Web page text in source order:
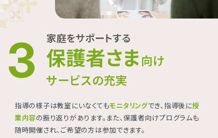
3 家庭をサポートする
保護者さま 向け
サービスの充実
指導の様子は教室にいなくてもモニタリングでき、指導後に授
業内容の振り返りがあります。また、保護者向けプログラムも
随時開催され、ご希望の方は参加できます。